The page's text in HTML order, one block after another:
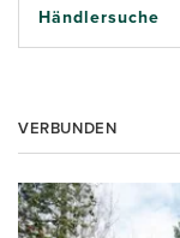
Händlersuche
VERBUNDEN